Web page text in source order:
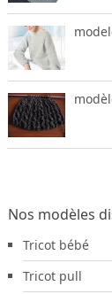
Nos modèles
Tricot bébé
Tricot pull